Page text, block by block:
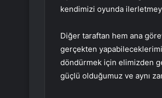
kendimizi oyunda
Diğer taraftan hem ana
gerçekten
döndürmek için elimizden
güçlü olduğumuz ve aynı